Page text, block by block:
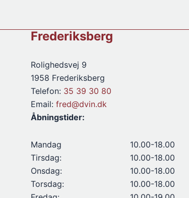
Frederiksberg
Rolighedsvej 9
1958 Frederiksberg
Telefon: 35 39 30 80
Email: fred@dvin.dk
Åbningstider:
Mandag
10.00-18.00
Tirsdag:
10.00-18.00
Onsdag:
10.00-18.00
Torsdag:
10.00-18.00